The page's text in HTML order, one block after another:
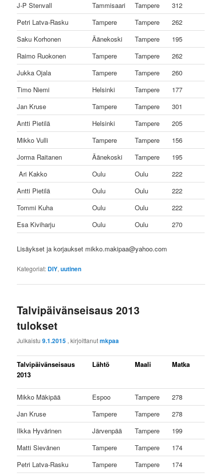
J-P Stenvall
Tammisaari Tampere
312
Petri Latva-Rasku
Tampere Tampere
262
Saku Korhonen
Äänekoski Tampere
195
Raimo Ruokonen
Tampere Tampere
262
Jukka Ojala
Tampere Tampere
260
Timo Niemi
Helsinki Tampere
177
Jan Kruse
Tampere Tampere
301
Antti Pietilä
Helsinki Tampere
205
Mikko Vulli
Tampere Tampere
156
Jorma Raitanen
Äänekoski Tampere
195
Ari Kakko
Oulu Oulu
222
Antti Pietilä
Oulu Oulu
222
Tommi Kuha
Oulu Oulu
222
Esa Kiviharju
Oulu Oulu 270
Lisäykset ja korjaukset mikko.makipaa@yahoo.com
Kategoriat: DIY,uutinen
Talvipäivänseisaus 2013
tulokset
Julkaistu9.1.2015 , kirjoittanutmkpaa
Talvipäivänseisaus
2013
Lähtö Maali Matka
Mikko Mäkipää Espoo Tampere
278
Jan Kruse
Tampere Tampere
278
Ilkka Hyvärinen
Järvenpää Tampere
199
Matti Sievänen
Tampere Tampere
174
Petri Latva-Rasku
Tampere Tampere
174